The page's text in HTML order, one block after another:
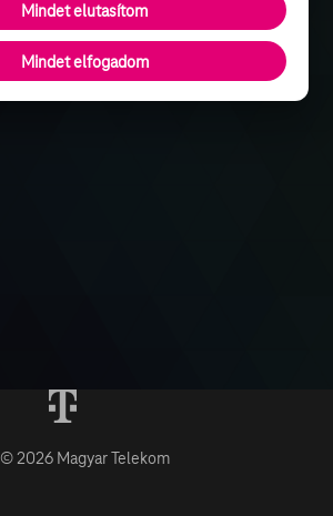
© 2026 Magyar Telekom
Mindet elutasítom
Mindet elfogadom